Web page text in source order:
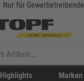
Nur für Gewerbetreibende
Highlights Marken